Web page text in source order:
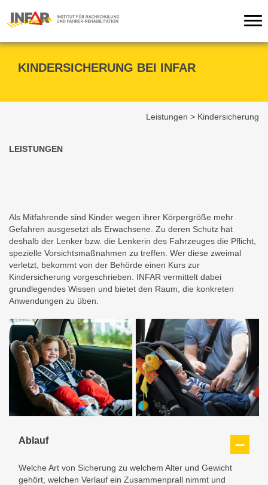
KINDERSICHERUNG BEI INFAR
Leistungen > Kindersicherung
LEISTUNGEN
Als Mitfahrende sind Kinder wegen ihrer Körpergröße mehr
Gefahren ausgesetzt als Erwachsene. Zu deren Schutz hat
deshalb der Lenker bzw. die Lenkerin des Fahrzeuges die Pflicht,
spezielle Vorsichtsmaßnahmen zu treffen. Wer diese zweimal
verletzt, bekommt von der Behörde einen Kurs zur
Kindersicherung vorgeschrieben. INFAR vermittelt dabei
grundlegendes Wissen und bietet den Raum, die konkreten
Anwendungen zu üben.
Ablauf
Welche Art von Sicherung zu welchem Alter und Gewicht
gehört, welchen Verlauf ein Zusammenprall nimmt und